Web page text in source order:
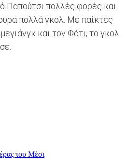
Παπούτσι πολλές φορές και
πολλά γκολ. Με παίκτες
και τον Φάτι, το γκολ
του Μέσι